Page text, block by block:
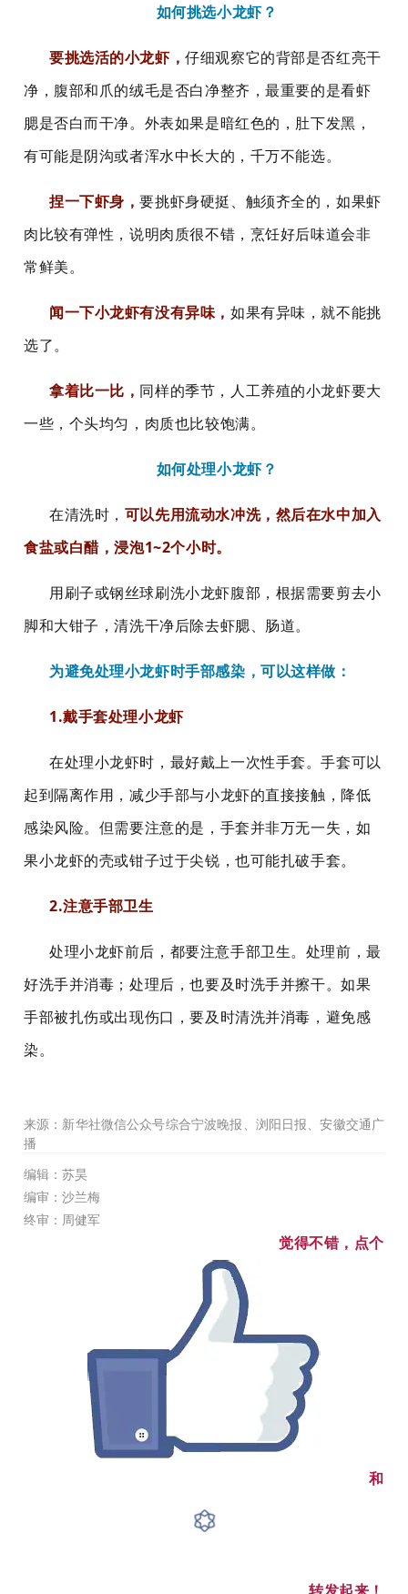
如何挑选小龙虾？
要挑选活的小龙虾，仔细观察它的背部是否红亮干
净，腹部和爪的绒毛是否白净整齐，最重要的是看虾
腮是否白而干净。外表如果是暗红色的，肚下发黑，
有可能是阴沟或者浑水中长大的，千万不能选。
捏一下虾身，要挑虾身硬挺、触须齐全的，如果虾
肉比较有弹性，说明肉质很不错，烹饪好后味道会非
常鲜美。
闻一下小龙虾有没有异味， 如果有异味，就不能挑
选了。
拿着比一比， 同样的季节，人工养殖的小龙虾要大
一些，个头均匀，肉质也比较饱满。
如何处理小龙虾？
在清洗时， 可以先用流动水冲洗，然后在水中加入
食盐或白醋，浸泡1~2个小时。
用刷子或钢丝球刷洗小龙虾腹部，根据需要剪去小
脚和大钳子，清洗干净后除去虾腮、肠道。
为避免处理小龙虾时手部感染 ，可以这样做：
1.戴手套处理小龙虾
在处理小龙虾时，最好戴上一次性手套。手套可以
起到隔离作用，减少手部与小龙虾的直接接触，降低
感染风险。但需要注意的是，手套并非万无一失，如
果小龙虾的壳或钳子过于尖锐，也可能扎破手套。
2.注意手部卫生
处理小龙虾前后，都要注意手部卫生。处理前，最
好洗手并消毒；处理后，也要及时洗手并擦干。如果
手部被扎伤或出现伤口，要及时清洗并消毒，避免感
染。
来源 ： 新华社微信公众号综合宁波晚报、 浏阳日报、安徽交通广
播
编辑 ：苏昊
编审 ：沙兰梅
终审：周健军
觉得不错，点个
和